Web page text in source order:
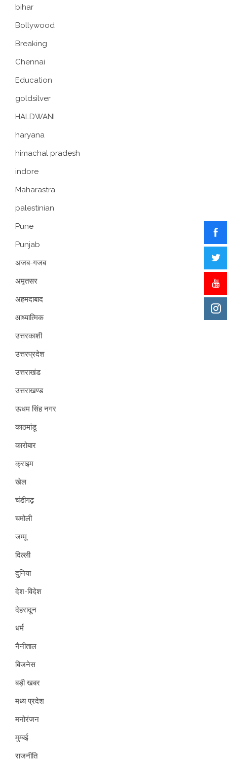
bihar
Bollywood
Breaking
Chennai
Education
goldsilver
HALDWANI
haryana
himachal pradesh
indore
Maharastra
palestinian
Pune
Punjab
अजब-गजब
अमृतसर
अहमदाबाद
आध्यात्मिक
उत्तरकाशी
उत्तरप्रदेश
उत्तराखंड
उत्तराखण्ड
ऊधम सिंह नगर
काठमांडू
कारोबार
क्राइम
खेल
चंडीगढ़
चमोली
जम्मू
दिल्ली
दुनिया
देश-विदेश
देहरादून
धर्म
नैनीताल
बिजनेस
बड़ी खबर
मध्य प्रदेश
मनोरंजन
मुम्बई
राजनीति